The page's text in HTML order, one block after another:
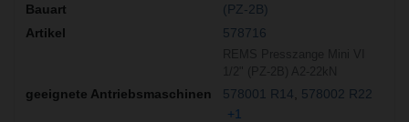
(PZ-2B)
578716
578001 R14
578002 R22
+1